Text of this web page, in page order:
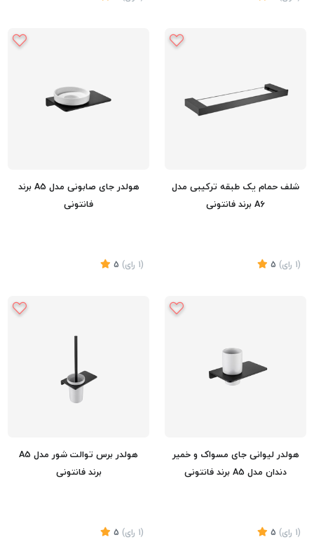
شلف حمام یک طبقه ترکیبی مدل
A6 برند فانتونی
(1 رای)
5
هولدر جای صابونی مدل A5 برند
فانتونی
(1 رای)
5
هولدر لیوانی جای مسواک و خمیر
دندان مدل A5 برند فانتونی
(1 رای)
5
هولدر برس توالت شور مدل A5
برند فانتونی
(1 رای)
5